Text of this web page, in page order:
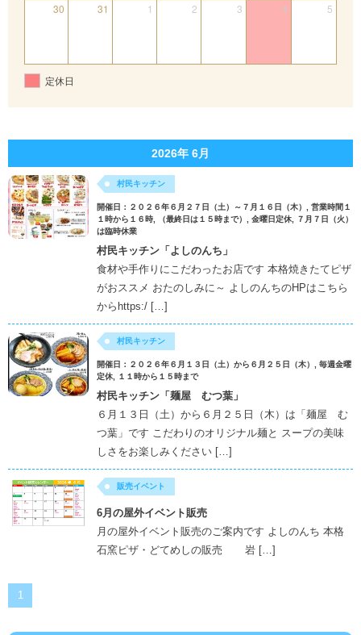
30 31 1 2 3 4 5
定休日
2026年 6月
村民キッチン
開催日：２０２６年６月２７日（土）～７月１６日（木）, 営業時間１
１時から１６時, （最終日は１５時まで）, 金曜日定休, ７月７日（火）
は臨時休業
村民キッチン「よしのんち」
食材や手作りにこだわったお店です 本格焼きたてピザ
がおススメ おたのしみに～ よしのんちのHPはこちら
からhttps:/ […]
村民キッチン
開催日：２０２６年６月１３日（土）から６月２５日（木）, 毎週金曜
定休, １１時から１５時まで
村民キッチン「麺屋 むつ葉」
６月１３日（土）から６月２５日（木）は「麺屋 む
つ葉」です こだわりのオリジナル麺と スープの美味
しさをお楽しみください […]
販売イベント
6月の屋外イベント販売
月の屋外イベント販売のご案内です よしのんち 本格
石窯ピザ・どてめしの販売 岩 […]
1